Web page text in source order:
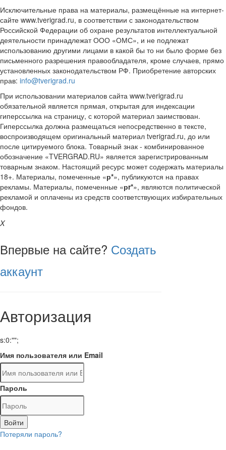
Исключительные права на материалы, размещённые на интернет-
сайте www.tverigrad.ru, в соответствии с законодательством
Российской Федерации об охране результатов интеллектуальной
деятельности принадлежат ООО «ОМС», и не подлежат
использованию другими лицами в какой бы то ни было форме без
письменного разрешения правообладателя, кроме случаев, прямо
установленных законодательством РФ. Приобретение авторских
прав: info@tverigrad.ru
При использовании материалов сайта www.tverigrad.ru
обязательной является прямая, открытая для индексации
гиперссылка на страницу, с которой материал заимствован.
Гиперссылка должна размещаться непосредственно в тексте,
воспроизводящем оригинальный материал tverigrad.ru, до или
после цитируемого блока. Товарный знак - комбинированное
обозначение «TVERGRAD.RU» является зарегистрированным
товарным знаком. Настоящий ресурс может содержать материалы
18+. Материалы, помеченные «р*», публикуются на правах
рекламы. Материалы, помеченные «рr*», являются политической
рекламой и оплачены из средств соответствующих избирательных
фондов.
X
Впервые на сайте? Создать
аккаунт
Авторизация
s:0:"";
Имя пользователя или Email
Пароль
Войти
Потеряли пароль?